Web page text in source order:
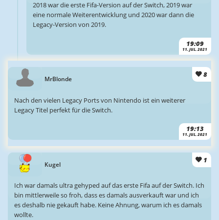
19:09
11. JUL. 2021
2018 war die erste Fifa-Version auf der Switch, 2019 war
eine normale Weiterentwicklung und 2020 war dann die
Legacy-Version von 2019.
MrBlonde 8
19:13
11. JUL. 2021
Nach den vielen Legacy Ports von Nintendo ist ein weiterer
Legacy Titel perfekt für die Switch.
Kugel
1
Ich war damals ultra gehyped auf das erste Fifa auf der Switch. Ich
bin mittlerweile so froh, dass es damals ausverkauft war und ich
es deshalb nie gekauft habe. Keine Ahnung, warum ich es damals
wollte.